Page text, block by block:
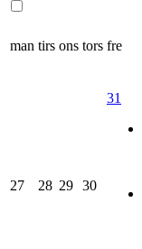
man tirs ons tors fre
27 28 29 30
31